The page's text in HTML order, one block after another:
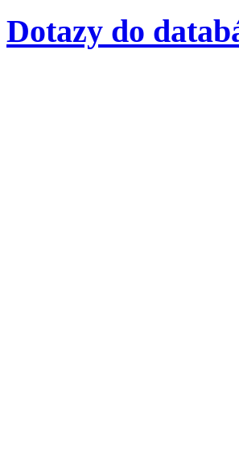
Dotazy do